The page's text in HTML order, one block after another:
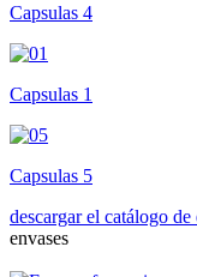
Capsulas 4
Capsulas 1
Capsulas 5
descargar el catálogo de
envases